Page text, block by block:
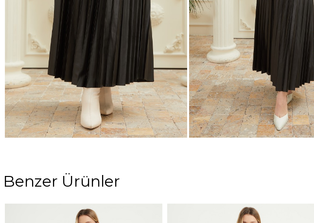
Benzer Ürünler